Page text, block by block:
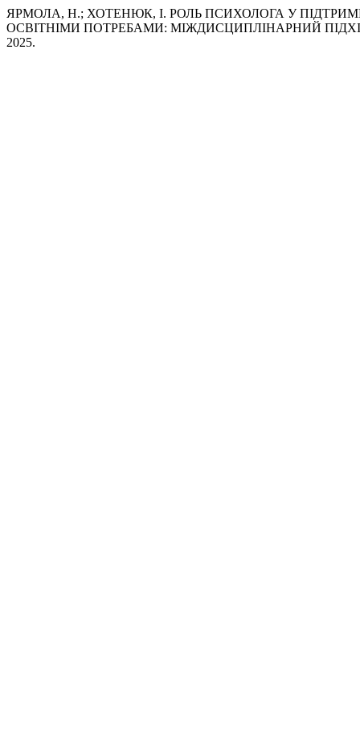
ЯРМОЛА, Н.; ХОТЕНЮК, І. РОЛЬ ПСИХОЛОГА У
ОСВІТНІМИ ПОТРЕБАМИ: МІЖДИСЦИПЛІНАРНИЙ
2025.